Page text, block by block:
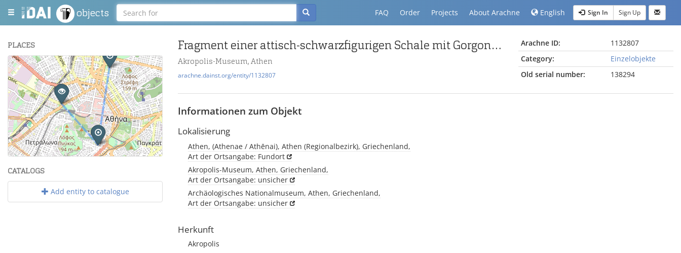
objects FAQ Order Projects About Arachne English Sign In Sign Up
PLACES
+
−
Leaflet| Maps and Data ©OpenStreetMap.
CATALOGS
Add entity to catalogue
Fragment einer attisch-schwarzfigurigen Schale mit Gorgoneion
Akropolis-Museum, Athen
arachne.dainst.org/entity/1132807
Arachne ID:
1132807
Category:
Einzelobjekte
Old serial number:
138294
Informationen zum Objekt
Lokalisierung
Athen, (Athenae / Athēnai), Athen (Regionalbezirk), Griechenland,
Art der Ortsangabe: Fundort
Akropolis-Museum, Athen, Griechenland,
Art der Ortsangabe: unsicher
Archäologisches Nationalmuseum, Athen, Griechenland,
Art der Ortsangabe: unsicher
Herkunft
Akropolis